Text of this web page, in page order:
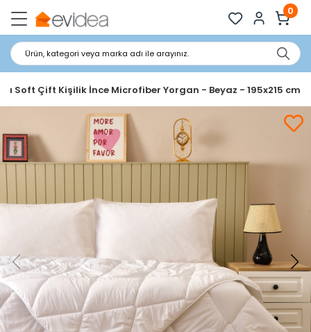
0
Ürün, kategori veya marka adı ile arayınız.
Soft Çift Kişilik İnce Microfiber Yorgan - Beyaz - 195x215 cm